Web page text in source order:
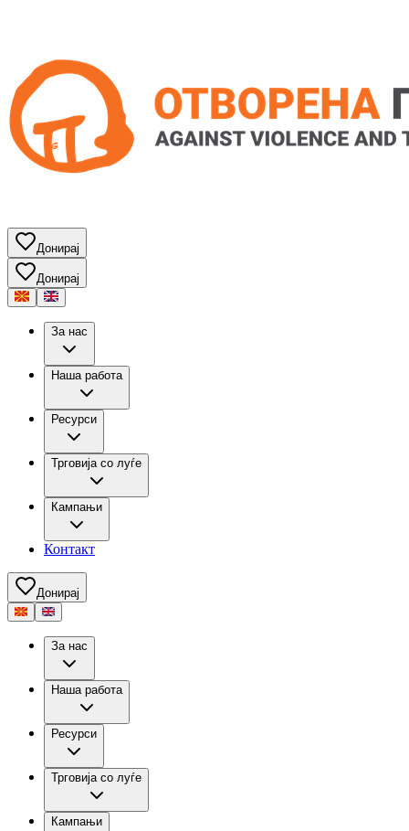
Донирај
Донирај
За нас
Наша работа
Ресурси
Трговија со луѓе
Кампањи
Контакт
Донирај
За нас
Наша работа
Ресурси
Трговија со луѓе
Кампањи